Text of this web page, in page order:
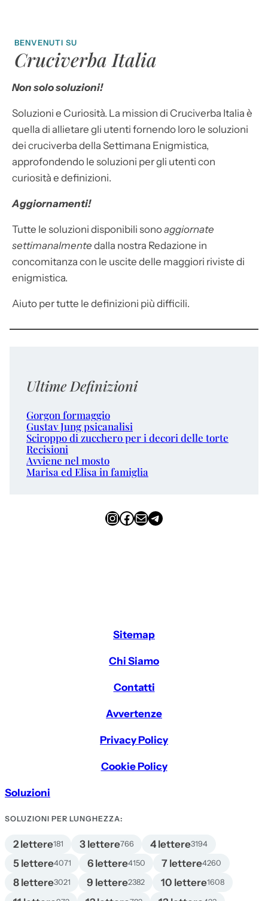
BENVENUTI SU
Cruciverba Italia
Non solo soluzioni!
Soluzioni e Curiosità. La mission di Cruciverba Italia è
quella di allietare gli utenti fornendo loro le soluzioni
dei cruciverba della Settimana Enigmistica,
approfondendo le soluzioni per gli utenti con
curiosità e definizioni.
Aggiornamenti!
Tutte le soluzioni disponibili sonoaggiornate
settimanalmente dalla nostra Redazione in
concomitanza con le uscite delle maggiori riviste di
enigmistica.
Aiuto per tutte le definizioni più difficili.
Ultime Definizioni
Gorgon formaggio
Gustav Jung psicanalisi
Sciroppo di zucchero per i decori delle torte
Recisioni
Avviene nel mosto
Marisa ed Elisa in famiglia
InstagramFacebook Email Telegram
Sitemap
Chi Siamo
Contatti
Avvertenze
Privacy Policy
Cookie Policy
Soluzioni
SOLUZIONI PER LUNGHEZZA:
2 lettere181 3 lettere766 4 lettere3194
5 lettere4071 6 lettere4150 7 lettere4260
8 lettere3021 9 lettere2382 10 lettere1608